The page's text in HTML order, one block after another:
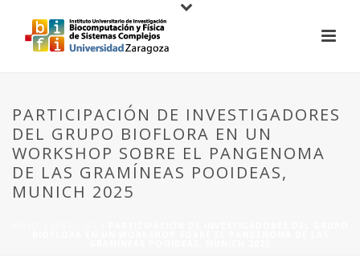
PARTICIPACIÓN DE INVESTIGADORES
DEL GRUPO BIOFLORA EN UN
WORKSHOP SOBRE EL PANGENOMA
DE LAS GRAMÍNEAS POOIDEAS,
MUNICH 2025